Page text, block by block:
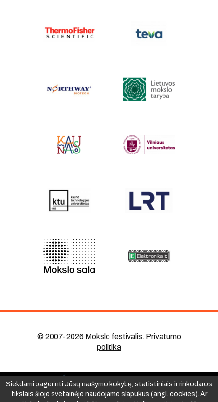
© 2007-2026 Mokslo festivalis. Privatumo
politika
Siekdami pagerinti Jūsų naršymo kokybę, statistiniais ir rinkodaros
tikslais šioje svetainėje naudojame slapukus (angl. cookies). Ar